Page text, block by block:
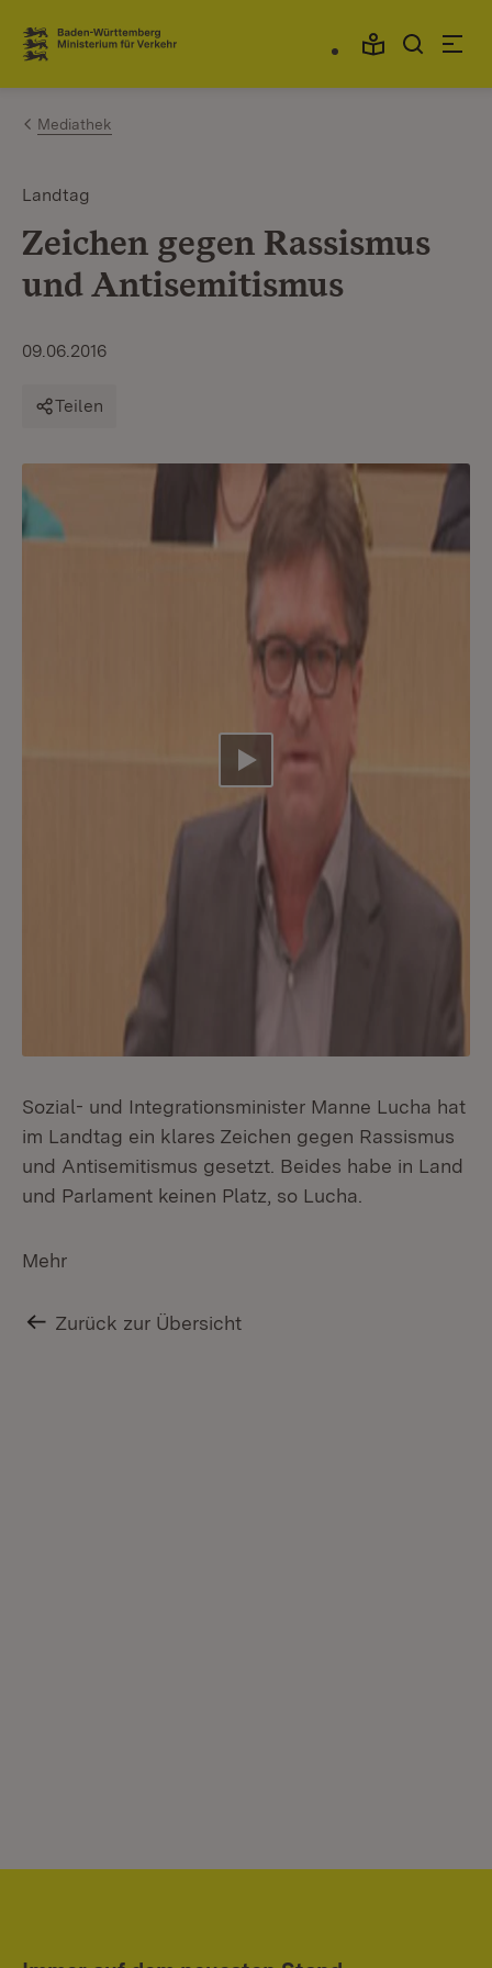
Zum Inhalt springen
Link zur Startseite
Mediathek
Landtag
Zeichen gegen Rassismus
und Antisemitismus
09.06.2016
Teilen
Video abspielen
Sozial- und Integrationsminister Manne Lucha hat
im Landtag ein klares Zeichen gegen Rassismus
und Antisemitismus gesetzt. Beides habe in Land
und Parlament keinen Platz, so Lucha.
Mehr
Zurück zur Übersicht